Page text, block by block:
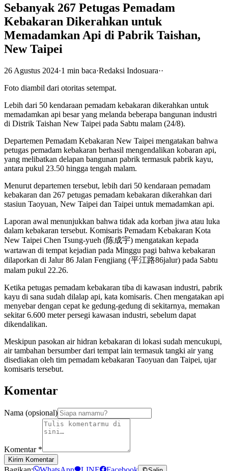
Sebanyak 267 Petugas Pemadam
Kebakaran Dikerahkan untuk
Memadamkan Api di Pabrik Taishan,
New Taipei
26 Agustus 2024·1 min baca·Redaksi Indosuara··
Foto diambil dari otoritas setempat.
Lebih dari 50 kendaraan pemadam kebakaran dikerahkan untuk
memadamkan api besar yang melanda beberapa bangunan industri
di Distrik Taishan New Taipei pada Sabtu malam (24/8).
Departemen Pemadam Kebakaran New Taipei mengatakan bahwa
petugas pemadam kebakaran berhasil mengendalikan kobaran api,
yang melibatkan delapan bangunan pabrik termasuk pabrik kayu,
antara pukul 23.50 hingga tengah malam.
Menurut departemen tersebut, lebih dari 50 kendaraan pemadam
kebakaran dan 267 petugas pemadam kebakaran dikerahkan dari
stasiun Taoyuan, New Taipei dan Taipei untuk memadamkan api.
Laporan awal menunjukkan bahwa tidak ada korban jiwa atau luka
dalam kebakaran tersebut. Komisaris Pemadam Kebakaran Kota
New Taipei Chen Tsung-yueh (陈成宇) mengatakan kepada
wartawan di tempat kejadian pada Minggu pagi bahwa kebakaran
dilaporkan di Jalur 86 Jalan Fengjiang (平江路86jalur) pada Sabtu
malam pukul 22.26.
Ketika petugas pemadam kebakaran tiba di kawasan industri, pabrik
kayu di sana sudah dilalap api, kata komisaris. Chen mengatakan api
menyebar dengan cepat ke gedung-gedung di sekitarnya, memakan
sekitar 6.600 meter persegi kawasan industri, sebelum dapat
dikendalikan.
Meskipun pasokan air hidran kebakaran di lokasi sudah mencukupi,
air tambahan bersumber dari tempat lain termasuk tangki air yang
disediakan oleh tim pemadam kebakaran Taoyuan dan Taipei, ujar
komisaris tersebut.
Komentar
Nama (opsional)
Komentar *
Kirim Komentar